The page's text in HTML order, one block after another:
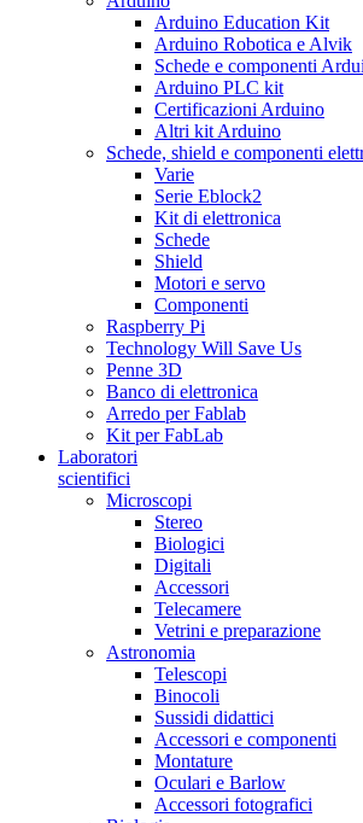
Arduino Education Kit
Arduino Robotica e Alvik
Schede e componenti
Arduino PLC kit
Certificazioni Arduino
Altri kit Arduino
Schede, shield e componenti
Varie
Serie Eblock2
Kit di elettronica
Schede
Shield
Motori e servo
Componenti
Raspberry Pi
Technology Will Save Us
Penne 3D
Banco di elettronica
Arredo per Fablab
Kit per FabLab
Laboratori
scientifici
Microscopi
Stereo
Biologici
Digitali
Accessori
Telecamere
Vetrini e preparazione
Astronomia
Telescopi
Binocoli
Sussidi didattici
Accessori e componenti
Montature
Oculari e Barlow
Accessori fotografici